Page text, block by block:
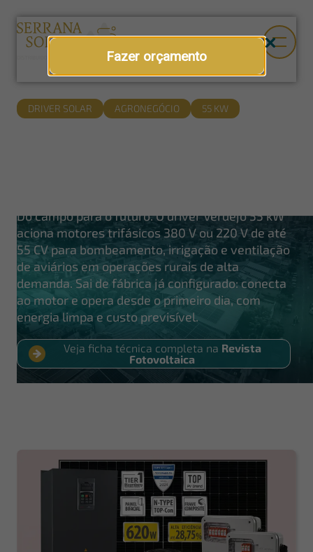
Fazer orçamento
DRIVER SOLAR AGRONEGÓCIO 55 KW
Do campo para o futuro. O driver Verdejo 55 kW
aciona motores trifásicos 380 V ou 220 V de até
55 CV para bombeamento, irrigação e ventilação
de aviários em operações rurais de alta
demanda. Sai de fábrica já configurado: conecta
ao motor e opera desde o primeiro dia, com
energia limpa e custo previsível.
Veja ficha técnica completa na Revista
Fotovoltaica